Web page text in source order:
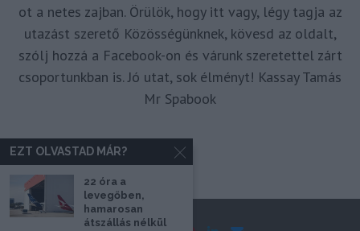
ot a netes zajban. Örülök, hogy itt vagy, légy tagja az
utazást szerető Közösségünknek, kövesd az oldalt,
szólj hozzá a Facebook-on és várunk szeretettel zárt
csoportunkban is. Jó utat, sok élményt! Kassay Tamás
Mr Spabook
EZT OLVASTAD MÁR?
22 óra a
levegőben,
hamarosan
átszállás nélkül